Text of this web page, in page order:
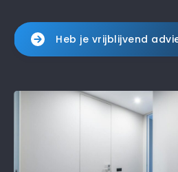
Heb je vrijblijvend